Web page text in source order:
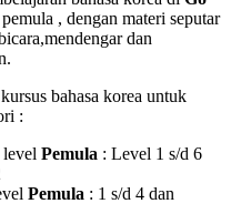
, dengan materi seputar
dan
bahasa korea untuk
:
Pemula : Level 1 s/d 6
Pemula : 1 s/d 4 dan